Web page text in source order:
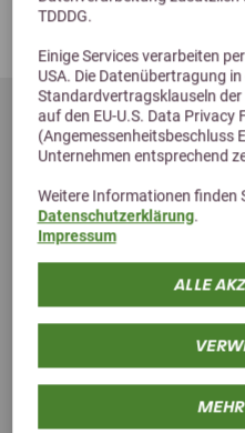
TDDDG.
Einige Services verarbeiten
USA. Die Datenübertragung
Standardvertragsklauseln
auf den EU-U.S. Data Privacy
(Angemessenheitsbeschluss
Unternehmen entsprechend
Weitere Informationen finden
Datenschutzerklärung.
Impressum
ALLE
Willkommens-
Anmeldung zu